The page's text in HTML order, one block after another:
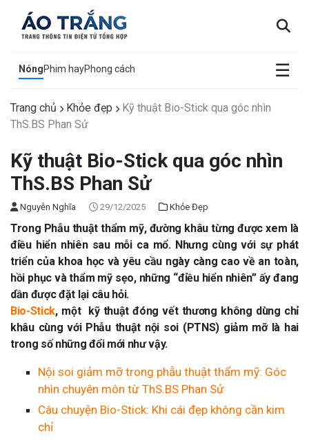
NóngPhim hayPhong cách ☰
×
Trang chủ Khỏe đẹp
Kỹ thuật Bio-Stick qua góc nhìn
ThS.BS Phan Sử
Kỹ thuật Bio-Stick qua góc nhìn
ThS.BS Phan Sử
Nguyễn Nghĩa 29/12/2025 Khỏe Đẹp
Trong Phẫu thuật thẩm mỹ, đường khâu từng được xem là
điều hiển nhiên sau mỗi ca mổ. Nhưng cùng với sự phát
triển của khoa học và yêu cầu ngày càng cao về an toàn,
hồi phục và thẩm mỹ sẹo, những “điều hiển nhiên” ấy đang
dần được đặt lại câu hỏi.
Bio-Stick, một kỹ thuật đóng vết thương không dùng chỉ
khâu cùng với Phẫu thuật nội soi (PTNS) giảm mỡ là hai
trong số những đổi mới như vậy.
Nội soi giảm mỡ trong phẫu thuật thẩm mỹ: Góc
nhìn chuyên môn từ ThS.BS Phan Sử
Câu chuyện Bio-Stick: Khi cái đẹp không cần kim
chỉ